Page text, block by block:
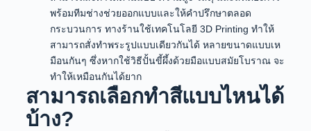
พร้อมทีมช่างช่วยออกแบบและให้คำปรึกษาตลอด
กระบวนการ ทางร้านใช้เทคโนโลยี 3D Printing ทำให้
สามารถสั่งทำพระรูปแบบเดียวกันได้ หลายขนาดแบบเห
มือนกันๆ ซึ่งหากใช้วิธีปั้นขี้ผึ้งด้วยมือแบบสมัยโบราณ จะ
ทำให้เหมือนกันได้ยาก
สามารถเลือกทำสีแบบไหนได้
บ้าง?